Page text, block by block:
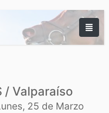
/ Valparaíso
25 de Marzo